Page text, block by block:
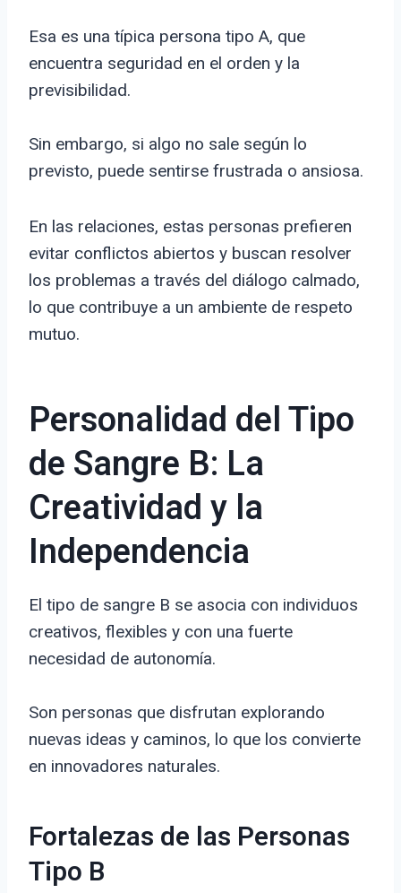
Esa es una típica persona tipo A, que
encuentra seguridad en el orden y la
previsibilidad.
Sin embargo, si algo no sale según lo
previsto, puede sentirse frustrada o ansiosa.
En las relaciones, estas personas prefieren
evitar conflictos abiertos y buscan resolver
los problemas a través del diálogo calmado,
lo que contribuye a un ambiente de respeto
mutuo.
Personalidad del Tipo
de Sangre B: La
Creatividad y la
Independencia
El tipo de sangre B se asocia con individuos
creativos, flexibles y con una fuerte
necesidad de autonomía.
Son personas que disfrutan explorando
nuevas ideas y caminos, lo que los convierte
en innovadores naturales.
Fortalezas de las Personas
Tipo B